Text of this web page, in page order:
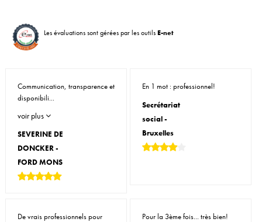
Les évaluations sont gérées par les outilsE-net
Communication, transparence et
disponibili...
voir plus
SEVERINE DE
DONCKER -
FORD MONS
En 1 mot : professionnel!
Secrétariat
social -
Bruxelles
De vrais professionnels pour
Pour la 3ème fois... très bien!